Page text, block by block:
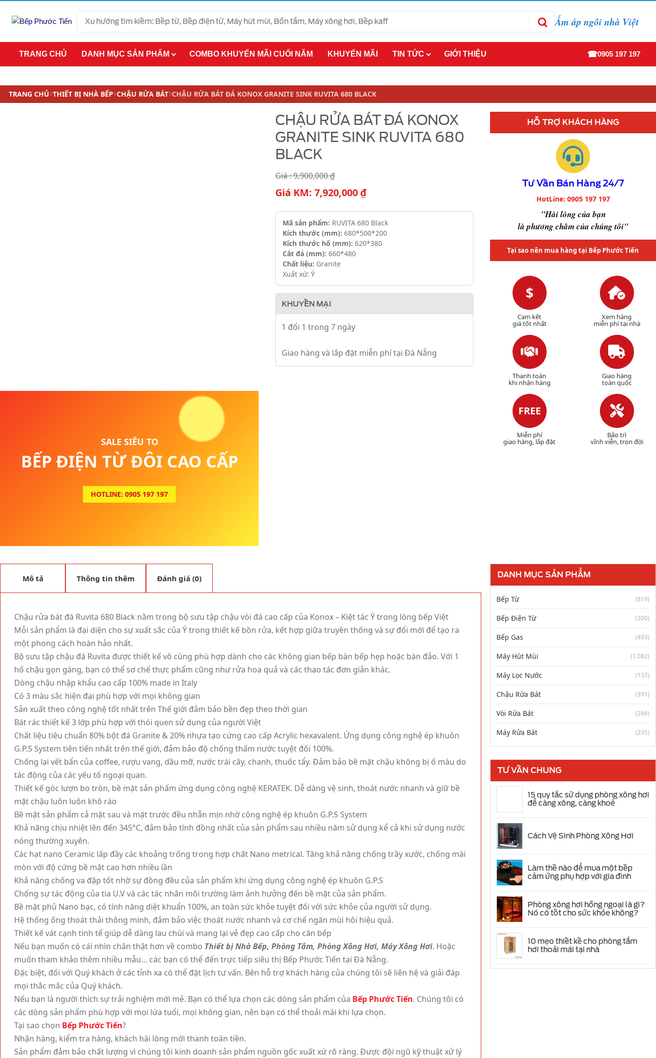
Tìm
Ấm áp ngôi nhà Việt
TRANG CHỦ DANH MỤC SẢN PHẨM COMBO KHUYẾN MÃI CUỐI NĂM KHUYẾN MÃI TIN TỨC GIỚI THIỆU ☎0905 197 197
TRANG CHỦ THIẾT BỊ NHÀ BẾP CHẬU RỬA BÁT CHẬU RỬA BÁT ĐÁ KONOX GRANITE SINK RUVITA 680 BLACK
SALE SIÊU TO
BẾP ĐIỆN TỪ ĐÔI CAO CẤP
HOTLINE: 0905 197 197
CHẬU RỬA BÁT ĐÁ KONOX
GRANITE SINK RUVITA 680
BLACK
Giá :9,900,000₫
Giá KM: 7,920,000 ₫
Mã sản phẩm: RUVITA 680 Black
Kích thước (mm): 680*500*200
Kích thước hố (mm): 620*380
Cắt đá (mm): 660*480
Chất liệu: Granite
Xuất xứ: Ý
KHUYẾN MẠI
1 đổi 1 trong 7 ngày
Giao hàng và lắp đặt miễn phí tại Đà Nẵng
HỖ TRỢ KHÁCH HÀNG
Tư Vấn Bán Hàng 24/7
HotLine: 0905 197 197
"Hài lòng của bạn
là phương châm của chúng tôi"
Tại sao nên mua hàng tại Bếp Phước Tiến
$
Cam kết
giá tốt nhất
Xem hàng
miễn phí tại nhà
Thanh toán
khi nhận hàng
Giao hàng
toàn quốc
FREE
Miễn phí
giao hàng, lắp đặt
Bảo trì
vĩnh viễn, trọn đời
Mô tả Thông tin thêm Đánh giá (0)
Chậu rửa bát đá Ruvita 680 Black nằm trong bộ sưu tập chậu vòi đá cao cấp của Konox – Kiệt tác Ý trong lòng bếp Việt
Mỗi sản phẩm là đại diện cho sự xuất sắc của Ý trong thiết kế bồn rửa, kết hợp giữa truyền thống và sự đổi mới để tạo ra
một phong cách hoàn hảo nhất.
Bộ sưu tập chậu đá Ruvita được thiết kế vô cùng phù hợp dành cho các không gian bếp bàn bếp hẹp hoặc bàn đảo. Với 1
hố chậu gọn gàng, bạn có thể sơ chế thực phẩm cũng như rửa hoa quả và các thao tác đơn giản khác.
Dòng chậu nhập khẩu cao cấp 100% made in Italy
Có 3 màu sắc hiện đại phù hợp với mọi không gian
Sản xuất theo công nghệ tốt nhất trên Thế giới đảm bảo bền đẹp theo thời gian
Bát rác thiết kế 3 lớp phù hợp với thói quen sử dụng của người Việt
Chất liệu tiêu chuẩn 80% bột đá Granite & 20% nhựa tạo cứng cao cấp Acrylic hexavalent. Ứng dụng công nghệ ép khuôn
G.P.S System tiên tiến nhất trên thế giới, đảm bảo độ chống thấm nước tuyệt đối 100%.
Chống lại vết bẩn của coffee, rượu vang, dầu mỡ, nước trái cây, chanh, thuốc tẩy. Đảm bảo bề mặt chậu không bị ố màu do
tác động của các yếu tố ngoại quan.
Thiết kế góc lượn bo tròn, bề mặt sản phẩm ứng dụng công nghệ KERATEK. Dễ dàng vệ sinh, thoát nước nhanh và giữ bề
mặt chậu luôn luôn khô ráo
Bề mặt sản phẩm cả mặt sau và mặt trước đều nhẵn mịn nhờ công nghệ ép khuôn G.P.S System
Khả năng chịu nhiệt lên đến 345°C, đảm bảo tính đồng nhất của sản phẩm sau nhiều năm sử dụng kể cả khi sử dụng nước
nóng thường xuyên.
Các hạt nano Ceramic lấp đầy các khoảng trống trong hợp chất Nano metrical. Tăng khả năng chống trầy xước, chống mài
mòn với độ cứng bề mặt cao hơn nhiều lần
Khả năng chống va đập tốt nhờ sự đồng đều của sản phẩm khi ứng dụng công nghệ ép khuôn G.P.S
Chống sự tác động của tia U.V và các tác nhân môi trường làm ảnh hưởng đến bề mặt của sản phẩm.
Bề mặt phủ Nano bạc, có tính năng diệt khuẩn 100%, an toàn sức khỏe tuyệt đối với sức khỏe của người sử dụng.
Hệ thống ống thoát thải thông minh, đảm bảo việc thoát nước nhanh và cơ chế ngăn mùi hôi hiệu quả.
Thiết kế vát cạnh tinh tế giúp dễ dàng lau chùi và mang lại vẻ đẹp cao cấp cho căn bếp
Nếu bạn muốn có cái nhìn chân thật hơn về combo Thiết bị Nhà Bếp, Phòng Tắm, Phòng Xông Hơi, Máy Xông Hơi. Hoặc
muốn tham khảo thêm nhiều mẫu… các bạn có thể đến trực tiếp siêu thị Bếp Phước Tiến tại Đà Nẵng.
Đặc biệt, đối với Quý khách ở các tỉnh xa có thể đặt lịch tư vấn. Bên hỗ trợ khách hàng của chúng tôi sẽ liên hệ và giải đáp
mọi thắc mắc của Quý khách.
Nếu bạn là người thích sự trải nghiệm mới mẻ. Bạn có thể lựa chọn các dòng sản phẩm của Bếp Phước Tiến. Chúng tôi có
các dòng sản phẩm phù hợp với mọi lứa tuổi, mọi không gian, nên bạn có thể thoải mái khi lựa chọn.
Tại sao chọn Bếp Phước Tiến?
Nhận hàng, kiểm tra hàng, khách hài lòng mới thanh toán tiền.
Sản phẩm đảm bảo chất lượng vì chúng tôi kinh doanh sản phẩm nguồn gốc xuất xứ rõ ràng. Được đội ngũ kỹ thuật xử lý
DANH MỤC SẢN PHẨM
Bếp Từ (819)
Bếp Điện Từ (300)
Bếp Gas (493)
Máy Hút Mùi (1.082)
Máy Lọc Nước (137)
Chậu Rửa Bát (391)
Vòi Rửa Bát (286)
Máy Rửa Bát (235)
TƯ VẤN CHUNG
15 quy tắc sử dụng phòng xông hơi
để càng xông, càng khoẻ
Cách Vệ Sinh Phòng Xông Hơi
Làm thế nào để mua một bếp
cảm ứng phụ hợp với gia đình
Phòng xông hơi hồng ngoại là gì?
Nó có tốt cho sức khỏe không?
10 mẹo thiết kế cho phòng tắm
hơi thoải mái tại nhà